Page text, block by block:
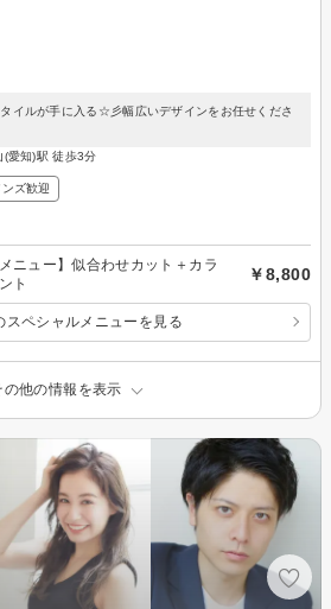
イルが手に入る☆彡幅広いデザインをお任せくださ
(愛知)駅 徒歩3分
ンズ歓迎
ニュー】似合わせカット＋カラ
ト
￥8,800
スペシャルメニューを見る
の他の情報を表示